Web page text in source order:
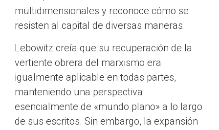
multidimensionales y reconoce cómo se
resisten al capital de diversas maneras.
Lebowitz creía que su recuperación de la
vertiente obrera del marxismo era
igualmente aplicable en todas partes,
manteniendo una perspectiva
esencialmente de «mundo plano» a lo largo
de sus escritos. Sin embargo, la expansión